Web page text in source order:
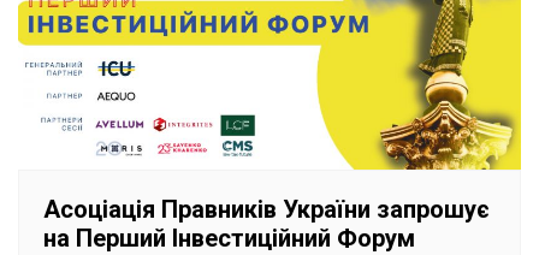
Асоціація Правників України запрошує
на Перший Інвестиційний Форум